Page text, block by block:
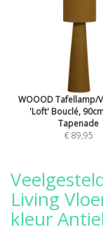
WOOOD Tafellamp/
'Loft' Bouclé,
Tapenade
€ 89,95
Living
kleur